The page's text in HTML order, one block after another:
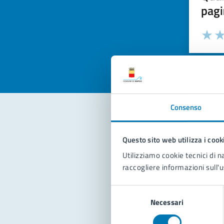
Consenso
Questo sito web utilizza i
Utilizziamo cookie tecnici di
raccogliere informazioni
Necessari
Valuta